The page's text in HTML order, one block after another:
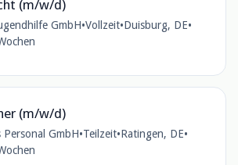
(m/w/d)
GmbH•Vollzeit•Duisburg, DE•
(m/w/d)
Personal GmbH•Teilzeit•Ratingen, DE•